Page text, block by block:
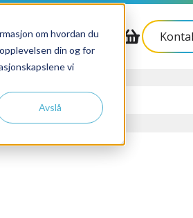
om hvordan du
din og for
vi
Avslå